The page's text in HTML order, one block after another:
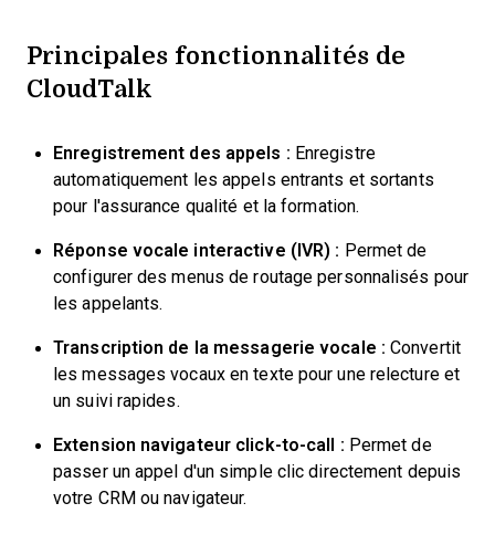
Principales fonctionnalités de
CloudTalk
Enregistrement des appels : Enregistre
automatiquement les appels entrants et sortants
pour l'assurance qualité et la formation.
Réponse vocale interactive (IVR) : Permet de
configurer des menus de routage personnalisés pour
les appelants.
Transcription de la messagerie vocale : Convertit
les messages vocaux en texte pour une relecture et
un suivi rapides.
Extension navigateur click-to-call : Permet de
passer un appel d'un simple clic directement depuis
votre CRM ou navigateur.